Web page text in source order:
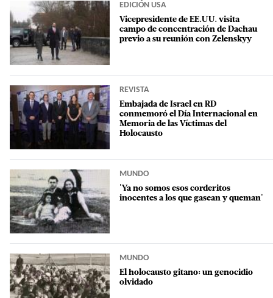
EDICIÓN USA
Vicepresidente de EE.UU. visita
campo de concentración de Dachau
previo a su reunión con Zelenskyy
REVISTA
Embajada de Israel en RD
conmemoró el Día Internacional en
Memoria de las Víctimas del
Holocausto
MUNDO
'Ya no somos esos corderitos
inocentes a los que gasean y queman'
MUNDO
El holocausto gitano: un genocidio
olvidado